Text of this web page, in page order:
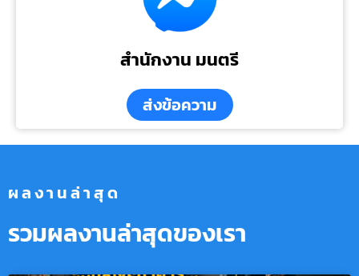
สำนักงาน มนตรี
ส่งข้อความ
ผลงานล่าสุด
รวมผลงานล่าสุดของเรา